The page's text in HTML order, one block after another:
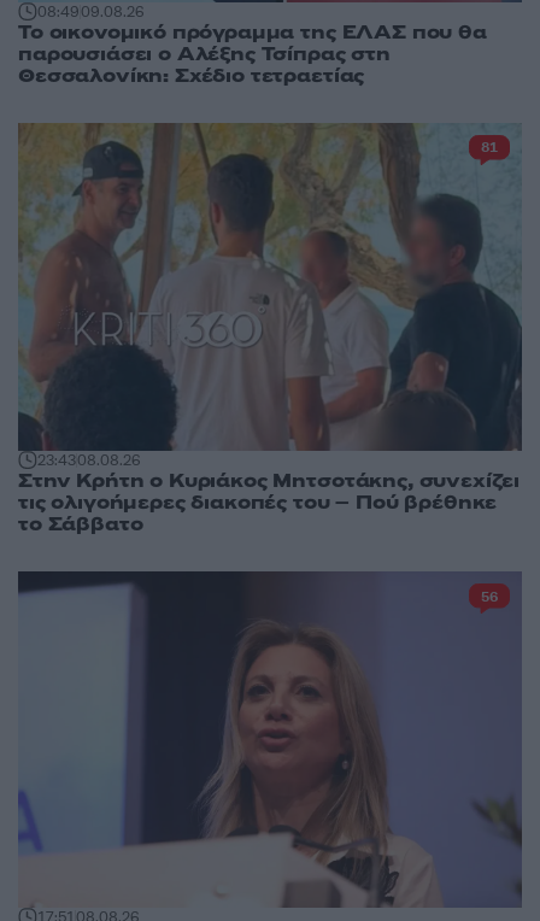
08:4909.08.26
Το οικονομικό πρόγραμμα της ΕΛΑΣ που θα
παρουσιάσει ο Αλέξης Τσίπρας στη
Θεσσαλονίκη: Σχέδιο τετραετίας
23:4308.08.26
Στην Κρήτη ο Κυριάκος Μητσοτάκης, συνεχίζει
τις ολιγοήμερες διακοπές του – Πού βρέθηκε
το Σάββατο
81
17:5108.08.26
56